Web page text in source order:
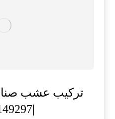
تركيب عشب
|0547149297